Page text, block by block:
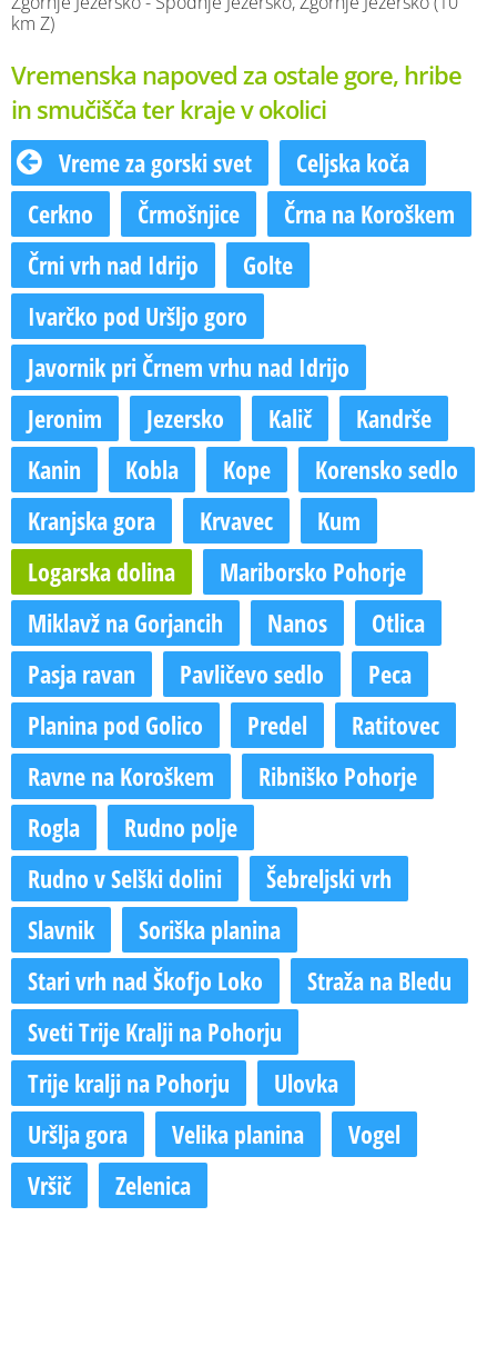
km Z)
Vremenska napoved za ostale gore, hribe
in smučišča ter kraje v okolici
Vreme za gorski svet
Celjska koča
Cerkno
Črmošnjice
Črna na Koroškem
Črni vrh nad Idrijo
Golte
Ivarčko pod Uršljo goro
Javornik pri Črnem vrhu nad Idrijo
Jeronim
Jezersko Kalič
Kandrše
Kanin
Kobla Kope
Korensko sedlo
Kranjska gora
Krvavec
Kum
Logarska dolina
Mariborsko Pohorje
Miklavž na Gorjancih
Nanos
Otlica
Pasja ravan
Pavličevo sedlo
Peca
Planina pod Golico
Predel
Ratitovec
Ravne na Koroškem
Ribniško Pohorje
Rogla
Rudno polje
Rudno v Selški dolini
Šebreljski vrh
Slavnik
Soriška planina
Stari vrh nad Škofjo Loko
Straža na Bledu
Sveti Trije Kralji na Pohorju
Trije kralji na Pohorju
Ulovka
Uršlja gora
Velika planina
Vogel
Vršič
Zelenica